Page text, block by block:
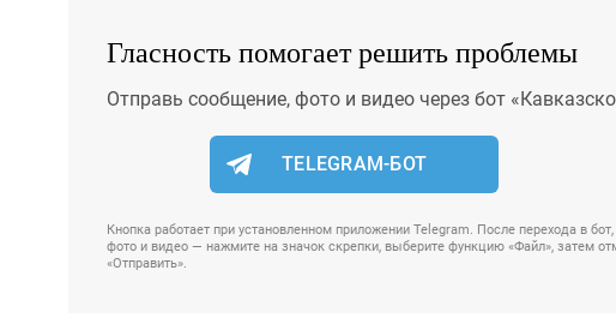
Гласность помогает решить проблемы
Отправь сообщение, фото и видео через бот
TELEGRAM-БОТ
Кнопка работает при установленном приложении Telegram. После перехода в
фото и видео — нажмите на значок скрепки, выберите функцию «Файл», затем
«Отправить».